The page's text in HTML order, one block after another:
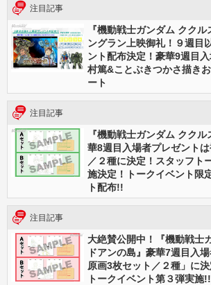
注目記事
『機動戦士ガンダム クク
ングラン上映御礼！９週目
ント配布決定！豪華9週目
村篤&ことぶきつかさ描き
ート
注目記事
『機動戦士ガンダム クク
華8週目入場者プレゼント
／２種に決定！スタッフト
施決定！トークイベント限
ト配布!!
注目記事
大絶賛公開中！『機動戦士
ドアンの島』豪華7週目入
原画3枚セット／２種」に
トークイベント第３弾実施!!